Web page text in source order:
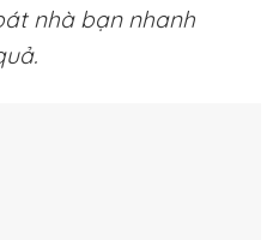
nhà bạn nhanh